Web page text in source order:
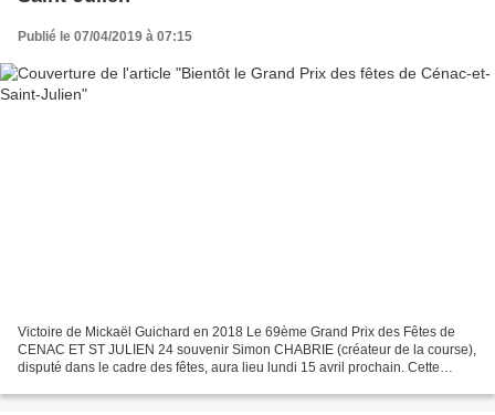
Publié le 07/04/2019 à 07:15
Victoire de Mickaël Guichard en 2018 Le 69ème Grand Prix des Fêtes de
CENAC ET ST JULIEN 24 souvenir Simon CHABRIE (créateur de la course),
disputé dans le cadre des fêtes, aura lieu lundi 15 avril prochain. Cette